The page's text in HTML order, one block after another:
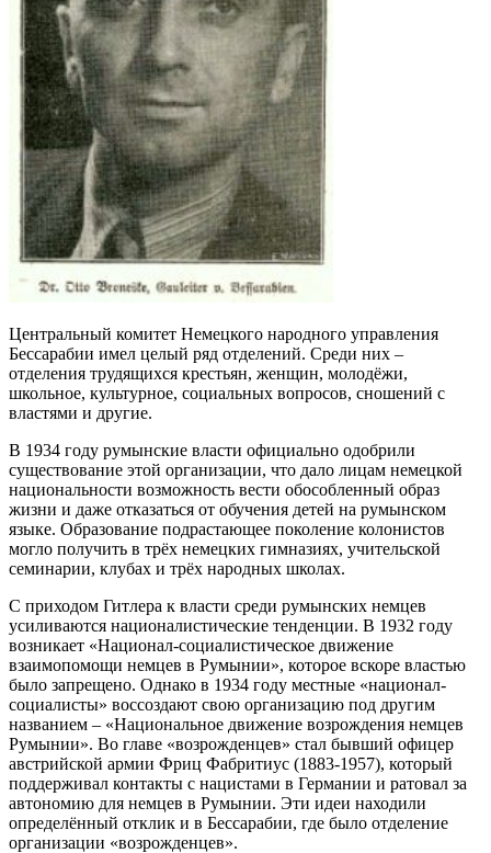
Центральный комитет Немецкого народного управления
Бессарабии имел целый ряд отделений. Среди них –
отделения трудящихся крестьян, женщин, молодёжи,
школьное, культурное, социальных вопросов, сношений с
властями и другие.
В 1934 году румынские власти официально одобрили
существование этой организации, что дало лицам немецкой
национальности возможность вести обособленный образ
жизни и даже отказаться от обучения детей на румынском
языке. Образование подрастающее поколение колонистов
могло получить в трёх немецких гимназиях, учительской
семинарии, клубах и трёх народных школах.
С приходом Гитлера к власти среди румынских немцев
усиливаются националистические тенденции. В 1932 году
возникает «Национал-социалистическое движение
взаимопомощи немцев в Румынии», которое вскоре властью
было запрещено. Однако в 1934 году местные «национал-
социалисты» воссоздают свою организацию под другим
названием – «Национальное движение возрождения немцев
Румынии». Во главе «возрожденцев» стал бывший офицер
австрийской армии Фриц Фабритиус (1883-1957), который
поддерживал контакты с нацистами в Германии и ратовал за
автономию для немцев в Румынии. Эти идеи находили
определённый отклик и в Бессарабии, где было отделение
организации «возрожденцев».